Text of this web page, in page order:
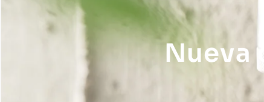
Nueva